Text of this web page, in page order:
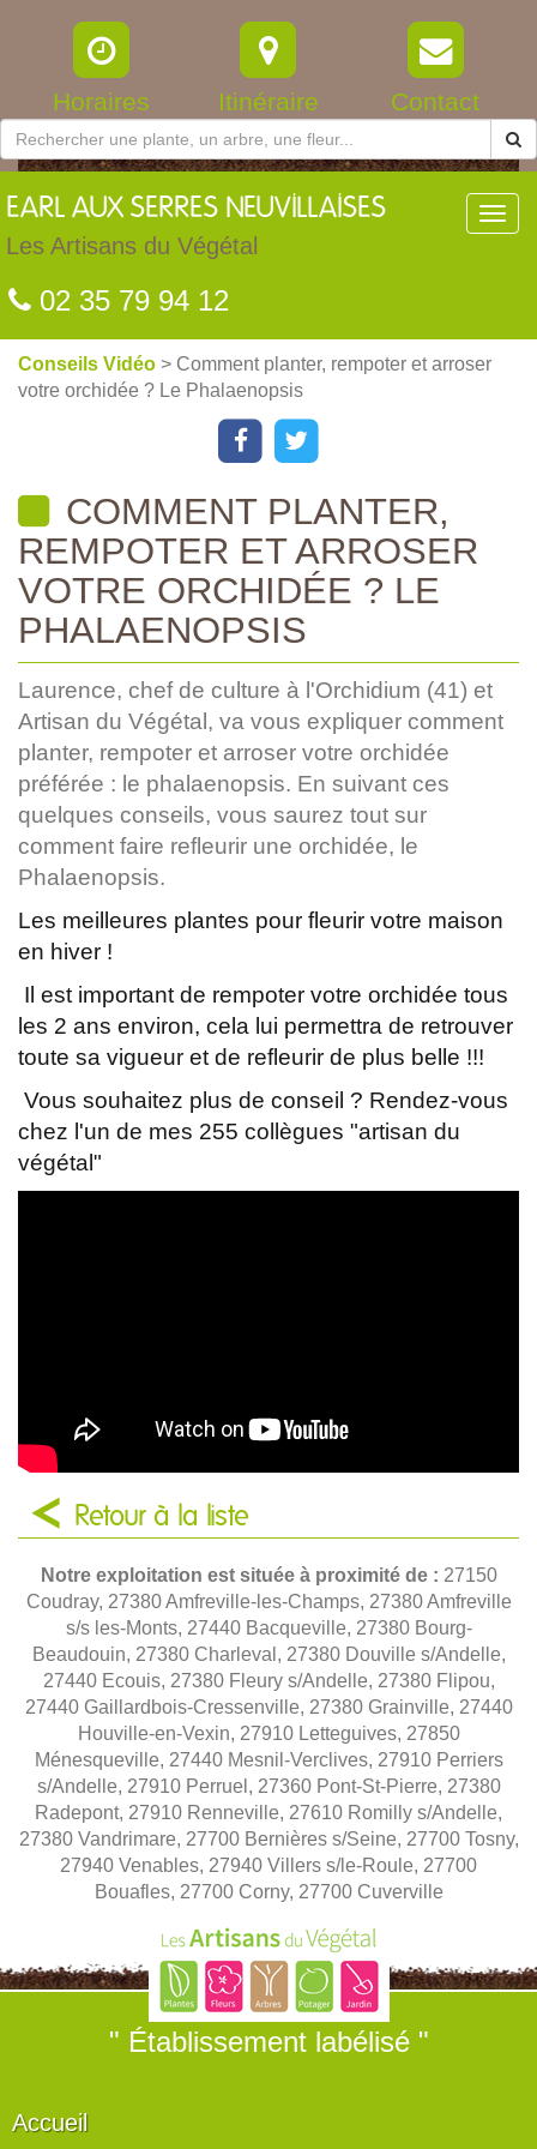
Horaires Itinéraire Contact
EARL AUX SERRES NEUVILLAISES
Les Artisans du Végétal
02 35 79 94 12
Conseils Vidéo > Comment planter, rempoter et arroser
votre orchidée ? Le Phalaenopsis
COMMENT PLANTER,
REMPOTER ET ARROSER
VOTRE ORCHIDÉE ? LE
PHALAENOPSIS
Laurence, chef de culture à l'Orchidium (41) et
Artisan du Végétal, va vous expliquer comment
planter, rempoter et arroser votre orchidée
préférée : le phalaenopsis. En suivant ces
quelques conseils, vous saurez tout sur
comment faire refleurir une orchidée, le
Phalaenopsis.
Les meilleures plantes pour fleurir votre maison
en hiver !
Il est important de rempoter votre orchidée tous
les 2 ans environ, cela lui permettra de retrouver
toute sa vigueur et de refleurir de plus belle !!!
Vous souhaitez plus de conseil ? Rendez-vous
chez l'un de mes 255 collègues "artisan du
végétal"
Retour à la liste
Notre exploitation est située à proximité de : 27150
Coudray, 27380 Amfreville-les-Champs, 27380 Amfreville
s/s les-Monts, 27440 Bacqueville, 27380 Bourg-
Beaudouin, 27380 Charleval, 27380 Douville s/Andelle,
27440 Ecouis, 27380 Fleury s/Andelle, 27380 Flipou,
27440 Gaillardbois-Cressenville, 27380 Grainville, 27440
Houville-en-Vexin, 27910 Letteguives, 27850
Ménesqueville, 27440 Mesnil-Verclives, 27910 Perriers
s/Andelle, 27910 Perruel, 27360 Pont-St-Pierre, 27380
Radepont, 27910 Renneville, 27610 Romilly s/Andelle,
27380 Vandrimare, 27700 Bernières s/Seine, 27700 Tosny,
27940 Venables, 27940 Villers s/le-Roule, 27700
Bouafles, 27700 Corny, 27700 Cuverville
" Établissement labélisé "
Accueil